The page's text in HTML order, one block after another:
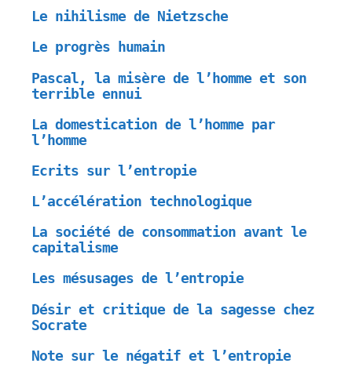
Le nihilisme de Nietzsche
Le progrès humain
Pascal, la misère de l’homme et son
terrible ennui
La domestication de l’homme par
l’homme
Ecrits sur l’entropie
L’accélération technologique
La société de consommation avant le
capitalisme
Les mésusages de l’entropie
Désir et critique de la sagesse chez
Socrate
Note sur le négatif et l’entropie